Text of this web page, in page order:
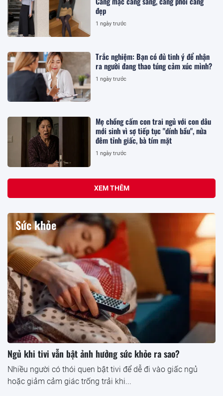
đẹp
1 ngày trước
Trắc nghiệm: Bạn có đủ tinh ý để nhận
ra người đang thao túng cảm xúc mình?
1 ngày trước
Mẹ chồng cấm con trai ngủ với con dâu
mới sinh vì sợ tiếp tục "dính bầu", nửa
đêm tỉnh giấc, bà tím mặt
1 ngày trước
XEM THÊM
Sức khỏe
Ngủ khi tivi vẫn bật ảnh hưởng sức khỏe ra sao?
Nhiều người có thói quen bật tivi để dễ đi vào giấc ngủ
hoặc giảm cảm giác trống trải khi...